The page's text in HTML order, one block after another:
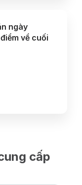
ngày
về cuối
cấp